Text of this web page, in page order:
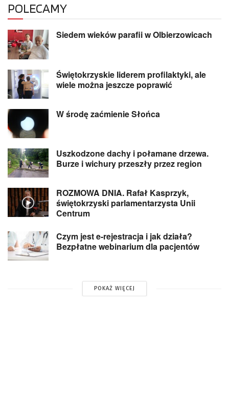
POLECAMY
Siedem wieków parafii w Olbierzowicach
Świętokrzyskie liderem profilaktyki, ale
wiele można jeszcze poprawić
W środę zaćmienie Słońca
Uszkodzone dachy i połamane drzewa.
Burze i wichury przeszły przez region
ROZMOWA DNIA. Rafał Kasprzyk,
świętokrzyski parlamentarzysta Unii
Centrum
Czym jest e-rejestracja i jak działa?
Bezpłatne webinarium dla pacjentów
POKAŻ WIĘCEJ